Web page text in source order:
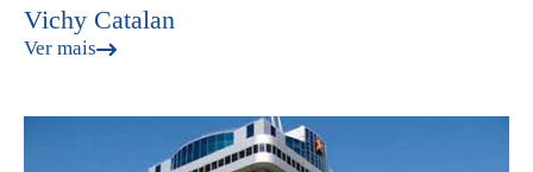
Vichy Catalan
Ver mais